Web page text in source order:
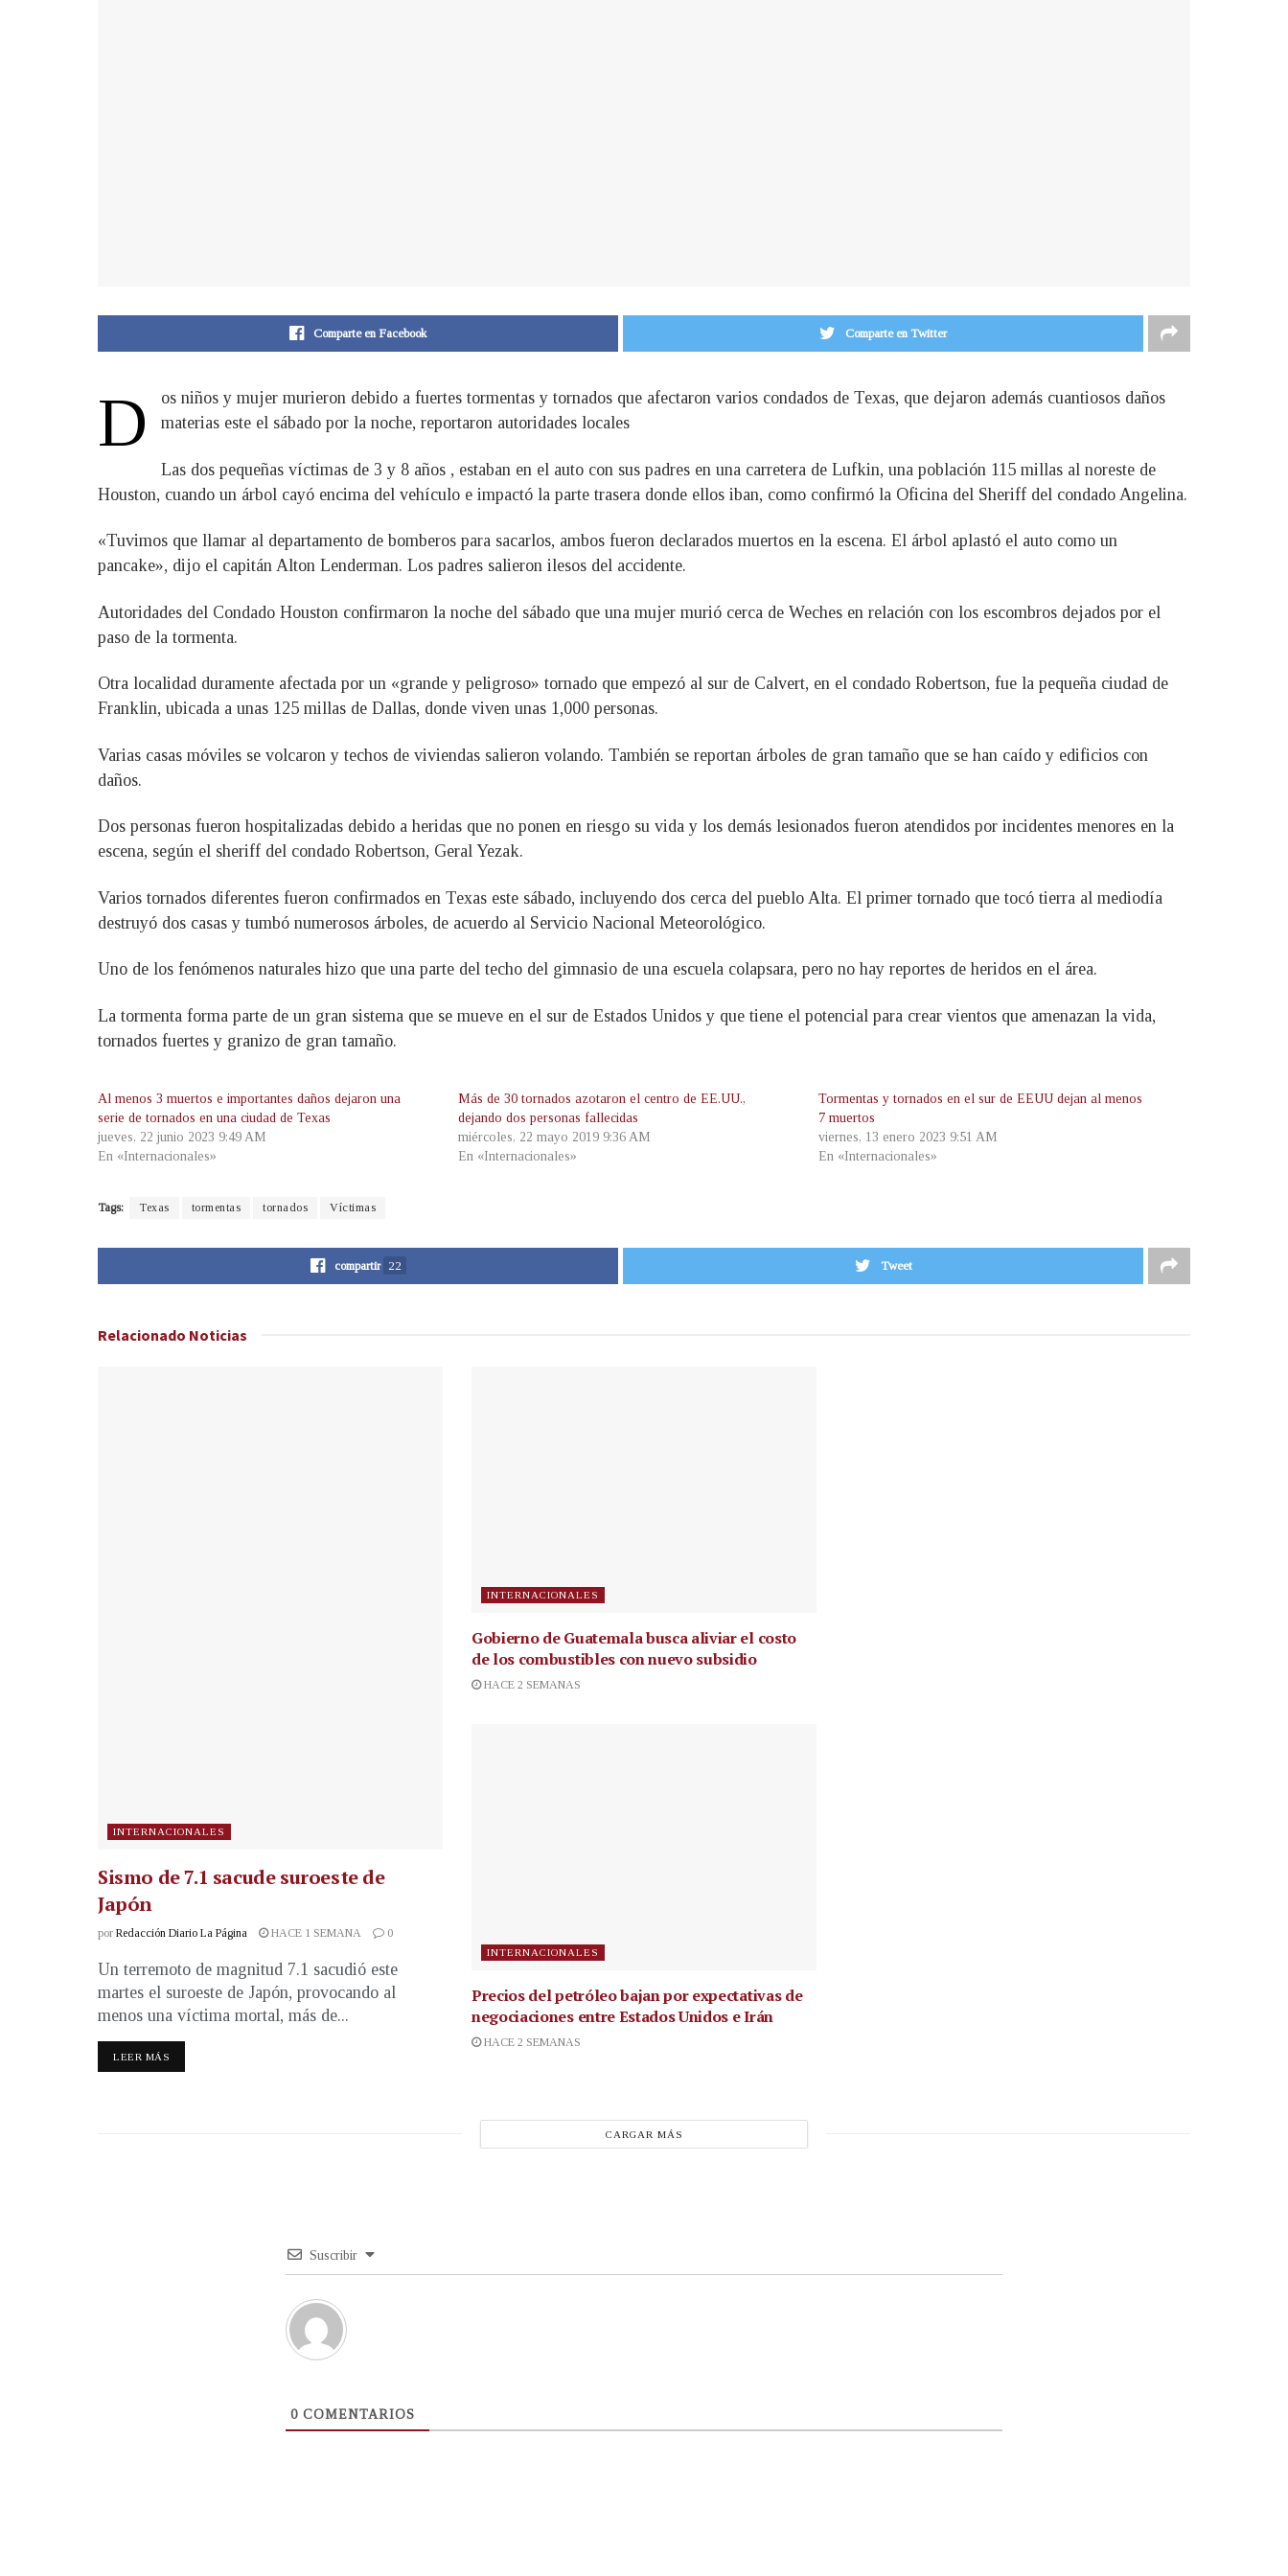
Comparte en Facebook Comparte en Twitter
D
os niños y mujer murieron debido a fuertes tormentas y tornados que afectaron varios condados de Texas, que dejaron además cuantiosos daños
materias este el sábado por la noche, reportaron autoridades locales
Las dos pequeñas víctimas de 3 y 8 años , estaban en el auto con sus padres en una carretera de Lufkin, una población 115 millas al noreste de
Houston, cuando un árbol cayó encima del vehículo e impactó la parte trasera donde ellos iban, como confirmó la Oficina del Sheriff del condado Angelina.
«Tuvimos que llamar al departamento de bomberos para sacarlos, ambos fueron declarados muertos en la escena. El árbol aplastó el auto como un
pancake», dijo el capitán Alton Lenderman. Los padres salieron ilesos del accidente.
Autoridades del Condado Houston confirmaron la noche del sábado que una mujer murió cerca de Weches en relación con los escombros dejados por el
paso de la tormenta.
Otra localidad duramente afectada por un «grande y peligroso» tornado que empezó al sur de Calvert, en el condado Robertson, fue la pequeña ciudad de
Franklin, ubicada a unas 125 millas de Dallas, donde viven unas 1,000 personas.
Varias casas móviles se volcaron y techos de viviendas salieron volando. También se reportan árboles de gran tamaño que se han caído y edificios con
daños.
Dos personas fueron hospitalizadas debido a heridas que no ponen en riesgo su vida y los demás lesionados fueron atendidos por incidentes menores en la
escena, según el sheriff del condado Robertson, Geral Yezak.
Varios tornados diferentes fueron confirmados en Texas este sábado, incluyendo dos cerca del pueblo Alta. El primer tornado que tocó tierra al mediodía
destruyó dos casas y tumbó numerosos árboles, de acuerdo al Servicio Nacional Meteorológico.
Uno de los fenómenos naturales hizo que una parte del techo del gimnasio de una escuela colapsara, pero no hay reportes de heridos en el área.
La tormenta forma parte de un gran sistema que se mueve en el sur de Estados Unidos y que tiene el potencial para crear vientos que amenazan la vida,
tornados fuertes y granizo de gran tamaño.
Al menos 3 muertos e importantes daños dejaron una
serie de tornados en una ciudad de Texas
jueves, 22 junio 2023 9:49 AM
En «Internacionales»
Más de 30 tornados azotaron el centro de EE.UU.,
dejando dos personas fallecidas
miércoles, 22 mayo 2019 9:36 AM
En «Internacionales»
Tormentas y tornados en el sur de EEUU dejan al menos
7 muertos
viernes, 13 enero 2023 9:51 AM
En «Internacionales»
Tags: Texas tormentas tornados Víctimas
compartir 22 Tweet
Relacionado Noticias
INTERNACIONALES
Sismo de 7.1 sacude suroeste de
Japón
por Redacción Diario La Página HACE 1 SEMANA 0
Un terremoto de magnitud 7.1 sacudió este
martes el suroeste de Japón, provocando al
menos una víctima mortal, más de...
LEER MÁS
INTERNACIONALES
Gobierno de Guatemala busca aliviar el costo
de los combustibles con nuevo subsidio
HACE 2 SEMANAS
INTERNACIONALES
Precios del petróleo bajan por expectativas de
negociaciones entre Estados Unidos e Irán
HACE 2 SEMANAS
CARGAR MÁS
Suscribir
0 COMENTARIOS